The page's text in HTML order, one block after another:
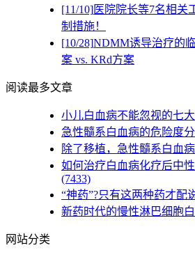
[11/10]医院院长等7名相关
制措施！
[10/28]NDMM诱导治疗的
案 vs. KRd方案
阅读最多文章
小儿白血病不能忽视的七
急性髓系白血病的危险度
除了移植，急性髓系白血
如何治疗白血病化疗后中
(7433)
“神药”?只有这两种药才配
新药时代的慢性淋巴细胞
网站分类